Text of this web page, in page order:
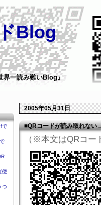
Blog
界一読み難いBlog』
2005年05月31日
■QRコードが読み取れない
（※本文はQRコー
で
便
つ